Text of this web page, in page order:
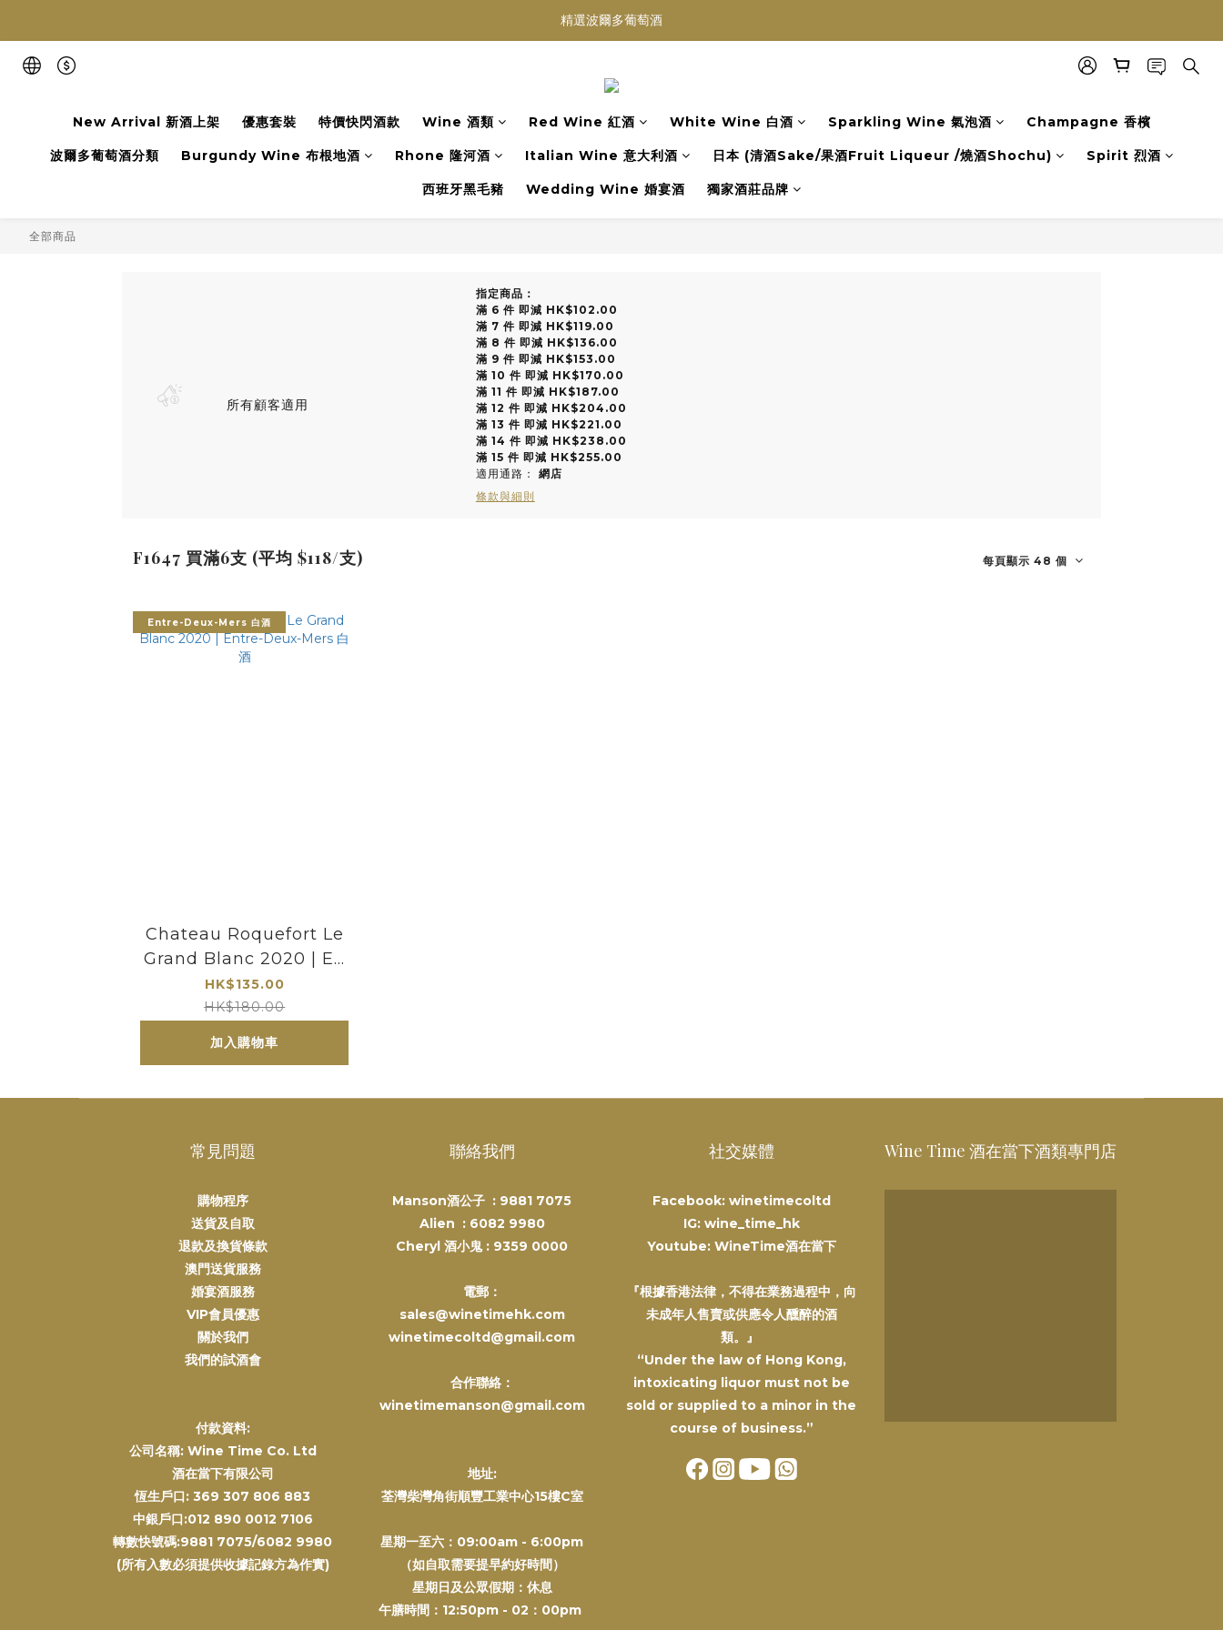
買滿任何酒類 六支 或買滿 $1200 (不限支數) 皆可享免費送貨
精選波爾多葡萄酒
買滿任何酒類 六支 或買滿 $1200 (不限支數) 皆可享免費送貨
New Arrival 新酒上架
優惠套裝 特價快閃酒款 Wine 酒類 Red Wine 紅酒 White Wine 白酒 Sparkling Wine 氣泡酒 Champagne 香檳
波爾多葡萄酒分類 Burgundy Wine 布根地酒 Rhone 隆河酒 Italian Wine 意大利酒 日本 (清酒Sake/果酒Fruit Liqueur /燒酒Shochu) Spirit 烈酒
西班牙黑毛豬 Wedding Wine 婚宴酒 獨家酒莊品牌
全部商品
所有顧客適用
指定商品：
滿 6 件 即減 HK$102.00
滿 7 件 即減 HK$119.00
滿 8 件 即減 HK$136.00
滿 9 件 即減 HK$153.00
滿 10 件 即減 HK$170.00
滿 11 件 即減 HK$187.00
滿 12 件 即減 HK$204.00
滿 13 件 即減 HK$221.00
滿 14 件 即減 HK$238.00
滿 15 件 即減 HK$255.00
適用通路： 網店
條款與細則
F1647 買滿6支 (平均 $118/支) 每頁顯示 48 個
Entre-Deux-Mers 白酒
Chateau Roquefort Le
Grand Blanc 2020 | En
tre-Deux-Mers 白酒
HK$135.00
HK$180.00
加入購物車
常見問題
購物程序
送貨及自取
退款及換貨條款
澳門送貨服務
婚宴酒服務
VIP會員優惠
關於我們
我們的試酒會
付款資料:
公司名稱: Wine Time Co. Ltd
酒在當下有限公司
恆生戶口: 369 307 806 883
中銀戶口:012 890 0012 7106
轉數快號碼:9881 7075/6082 9980
(所有入數必須提供收據記錄方為作實)
聯絡我們
Manson酒公子 : 9881 7075
Alien : 6082 9980
Cheryl 酒小鬼 : 9359 0000
電郵：
sales@winetimehk.com
winetimecoltd@gmail.com
合作聯絡：
winetimemanson@gmail.com
地址:
荃灣柴灣角街順豐工業中心15樓C室
星期一至六：09:00am - 6:00pm
（如自取需要提早約好時間）
星期日及公眾假期：休息
午膳時間：12:50pm - 02：00pm
社交媒體
Facebook: winetimecoltd
IG: wine_time_hk
Youtube: WineTime酒在當下
『根據香港法律，不得在業務過程中，向
未成年人售賣或供應令人醺醉的酒
類。』
“Under the law of Hong Kong,
intoxicating liquor must not be
sold or supplied to a minor in the
course of business.”
Wine Time 酒在當下酒類專門店